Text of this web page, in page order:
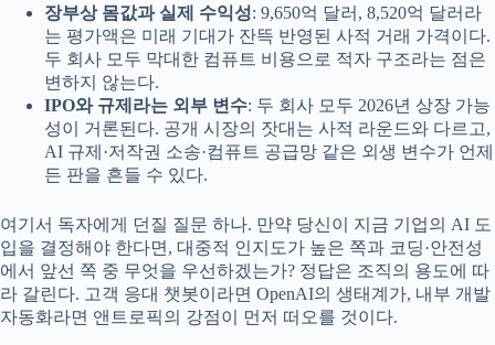
장부상 몸값과 실제 수익성: 9,650억 달러, 8,520억 달러라
는 평가액은 미래 기대가 잔뜩 반영된 사적 거래 가격이다.
두 회사 모두 막대한 컴퓨트 비용으로 적자 구조라는 점은
변하지 않는다.
IPO와 규제라는 외부 변수: 두 회사 모두 2026년 상장 가능
성이 거론된다. 공개 시장의 잣대는 사적 라운드와 다르고,
AI 규제·저작권 소송·컴퓨트 공급망 같은 외생 변수가 언제
든 판을 흔들 수 있다.
여기서 독자에게 던질 질문 하나. 만약 당신이 지금 기업의 AI 도
입을 결정해야 한다면, 대중적 인지도가 높은 쪽과 코딩·안전성
에서 앞선 쪽 중 무엇을 우선하겠는가? 정답은 조직의 용도에 따
라 갈린다. 고객 응대 챗봇이라면 OpenAI의 생태계가, 내부 개발
자동화라면 앤트로픽의 강점이 먼저 떠오를 것이다.